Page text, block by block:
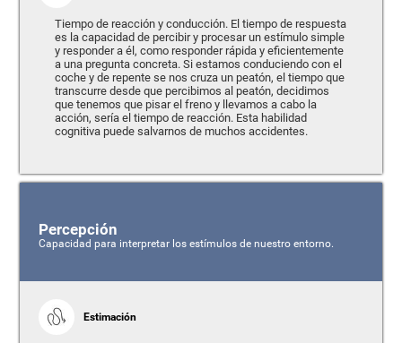
Tiempo de reacción y conducción. El tiempo de respuesta
es la capacidad de percibir y procesar un estímulo simple
y responder a él, como responder rápida y eficientemente
a una pregunta concreta. Si estamos conduciendo con el
coche y de repente se nos cruza un peatón, el tiempo que
transcurre desde que percibimos al peatón, decidimos
que tenemos que pisar el freno y llevamos a cabo la
acción, sería el tiempo de reacción. Esta habilidad
cognitiva puede salvarnos de muchos accidentes.
Percepción
Capacidad para interpretar los estímulos de nuestro entorno.
Estimación